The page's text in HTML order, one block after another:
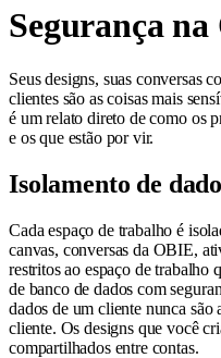
Segurança
Seus designs, suas conversas
clientes são as coisas mais
é um relato direto de como os
e os que estão por vir.
Isolamento de
Cada espaço de trabalho é
canvas, conversas da OBIE,
restritos ao espaço de trabalho
de banco de dados com
dados de um cliente nunca são
cliente. Os designs que você
compartilhados entre contas.